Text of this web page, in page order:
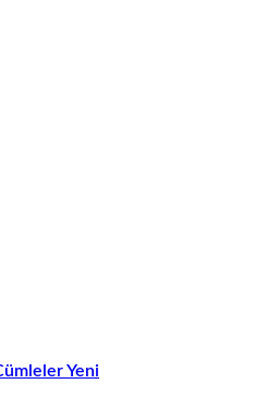
Yeni